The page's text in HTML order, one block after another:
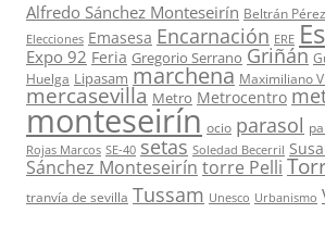
Alfredo Sánchez Monteseirín Beltrán Pérez
Elecciones Emasesa Encarnación ERE
Expo 92 Feria Gregorio Serrano Griñán
Huelga Lipasam marchena Maximiliano
mercasevilla Metro Metrocentro
monteseirín ocio parasol
Rojas Marcos SE-40 setas Soledad Becerril
Sánchez Monteseirín torre Pelli
tranvía de sevilla Tussam Unesco Urbanismo